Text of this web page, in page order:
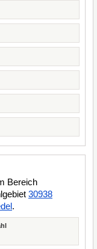
Bereich
30938
.